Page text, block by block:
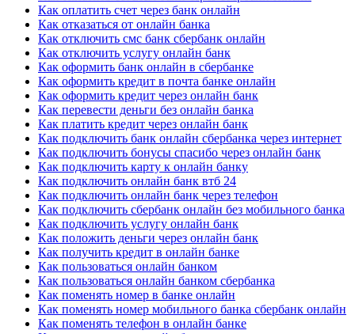
Как оплатить счет через банк онлайн
Как отказаться от онлайн банка
Как отключить смс банк сбербанк онлайн
Как отключить услугу онлайн банк
Как оформить банк онлайн в сбербанке
Как оформить кредит в почта банке онлайн
Как оформить кредит через онлайн банк
Как перевести деньги без онлайн банка
Как платить кредит через онлайн банк
Как подключить банк онлайн сбербанка через интернет
Как подключить бонусы спасибо через онлайн банк
Как подключить карту к онлайн банку
Как подключить онлайн банк втб 24
Как подключить онлайн банк через телефон
Как подключить сбербанк онлайн без мобильного банка
Как подключить услугу онлайн банк
Как положить деньги через онлайн банк
Как получить кредит в онлайн банке
Как пользоваться онлайн банком
Как пользоваться онлайн банком сбербанка
Как поменять номер в банке онлайн
Как поменять номер мобильного банка сбербанк онлайн
Как поменять телефон в онлайн банке